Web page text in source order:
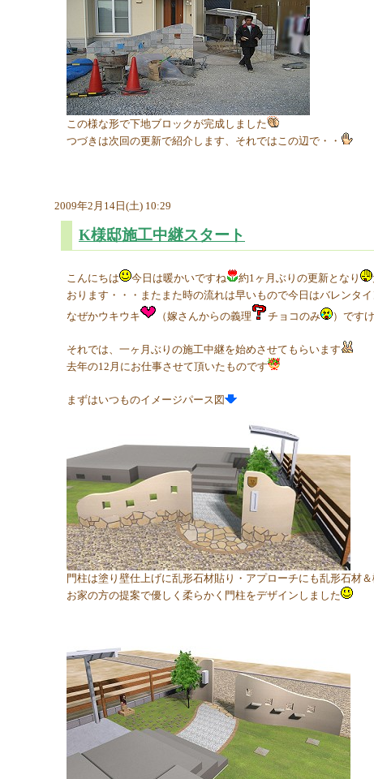
この様な形で下地ブロックが完成しました
つづきは次回の更新で紹介します、それではこの辺で・・
2009年2月14日(土) 10:29
K様邸施工中継スタート
こんにちは 今日は暖かいですね 約1ヶ月ぶりの更新となり
おります・・・またまた時の流れは早いもので今日はバレンタイ
なぜかウキウキ
（嫁さんからの義理 チョコのみ ）です
それでは、一ヶ月ぶりの施工中継を始めさせてもらいます
去年の12月にお仕事させて頂いたものです
まずはいつものイメージパース図
門柱は塗り壁仕上げに乱形石材貼り・アプローチにも乱形石材＆
お家の方の提案で優しく柔らかく門柱をデザインしました